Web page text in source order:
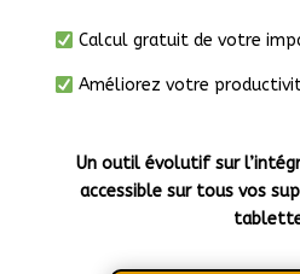
Calcul gratuit de votre
Améliorez votre
Un outil évolutif sur
accessible sur tous vos